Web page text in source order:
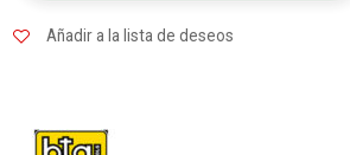
Añadir a la lista de deseos